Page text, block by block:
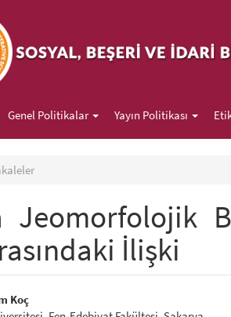
Genel Politikalar Yayın Politikası
Jeomorfolojik
İlişki
Koç